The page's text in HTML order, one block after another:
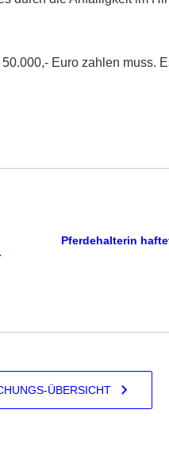
Euro zahlen muss.
Pfer­de­hal­terin
ÜBERSICHT